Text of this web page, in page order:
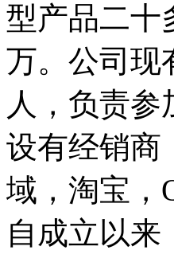
型产品二十
万。公司现
人，负责
设有经销商
域，淘宝，
自成立以